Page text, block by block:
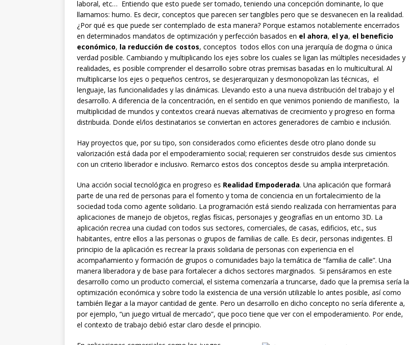
laboral, etc… Entiendo que esto puede ser tomado, teniendo una concepción dominante, lo que
llamamos: humo. Es decir, conceptos que parecen ser tangibles pero que se desvanecen en la realidad.
¿Por qué es que puede ser contemplado de esta manera? Porque estamos notablemente encerrados
en determinados mandatos de optimización y perfección basados en el ahora, el ya, el beneficio
económico, la reducción de costos, conceptos todos ellos con una jerarquía de dogma o única
verdad posible. Cambiando y multiplicando los ejes sobre los cuales se ligan las múltiples necesidades y
realidades, es posible comprender el desarrollo sobre otras premisas basadas en lo multicultural. Al
multiplicarse los ejes o pequeños centros, se desjerarquizan y desmonopolizan las técnicas, el
lenguaje, las funcionalidades y las dinámicas. Llevando esto a una nueva distribución del trabajo y el
desarrollo. A diferencia de la concentración, en el sentido en que venimos poniendo de manifiesto, la
multiplicidad de mundos y contextos creará nuevas alternativas de crecimiento y progreso en forma
distribuida. Donde el/los destinatarios se conviertan en actores generadores de cambio e inclusión.
Hay proyectos que, por su tipo, son considerados como eficientes desde otro plano donde su
valorización está dada por el empoderamiento social; requieren ser construidos desde sus cimientos
con un criterio liberador e inclusivo. Remarco estos dos conceptos desde su amplia interpretación.
Una acción social tecnológica en progreso es Realidad Empoderada. Una aplicación que formará
parte de una red de personas para el fomento y toma de conciencia en un fortalecimiento de la
sociedad toda como agente solidario. La programación está siendo realizada con herramientas para
aplicaciones de manejo de objetos, reglas físicas, personajes y geografías en un entorno 3D. La
aplicación recrea una ciudad con todos sus sectores, comerciales, de casas, edificios, etc., sus
habitantes, entre ellos a las personas o grupos de familias de calle. Es decir, personas indigentes. El
principio de la aplicación es recrear la praxis solidaria de personas con experiencia en el
acompañamiento y formación de grupos o comunidades bajo la temática de “familia de calle”. Una
manera liberadora y de base para fortalecer a dichos sectores marginados. Si pensáramos en este
desarrollo como un producto comercial, el sistema comenzaría a truncarse, dado que la premisa sería la
optimización económica y sobre todo la existencia de una versión utilizable lo antes posible, así como
también llegar a la mayor cantidad de gente. Pero un desarrollo en dicho concepto no sería diferente a,
por ejemplo, “un juego virtual de mercado”, que poco tiene que ver con el empoderamiento. Por ende,
el contexto de trabajo debió estar claro desde el principio.